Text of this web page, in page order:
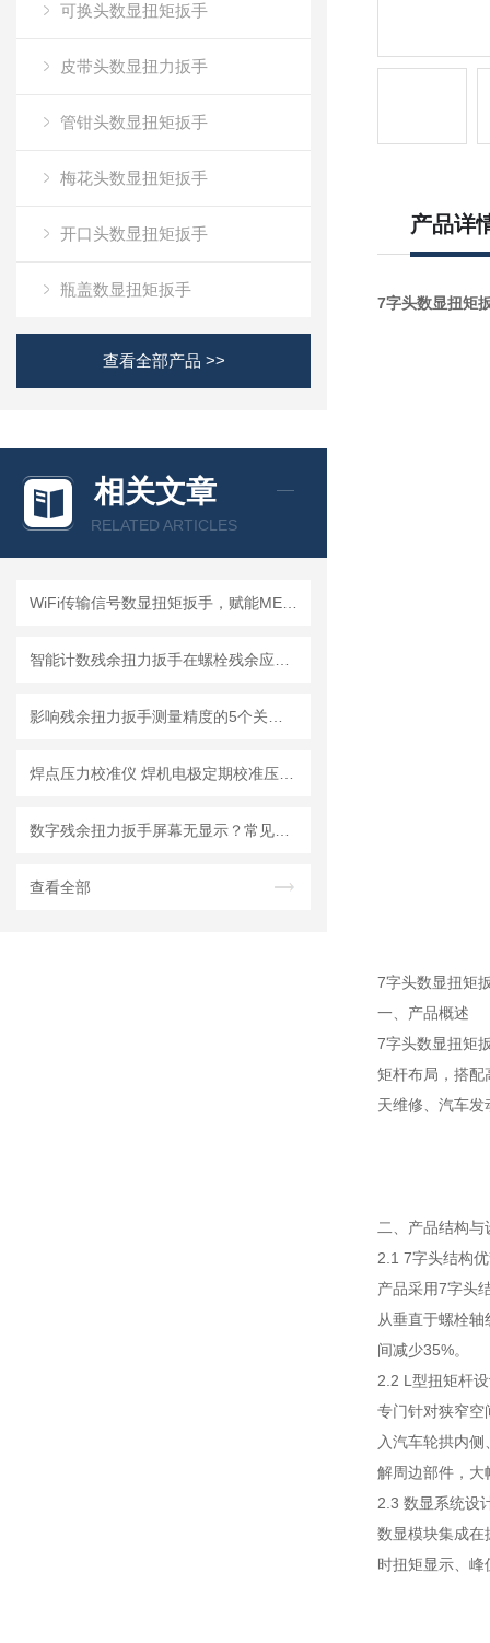
可换头数显扭矩扳手
皮带头数显扭力扳手
管钳头数显扭矩扳手
梅花头数显扭矩扳手
开口头数显扭矩扳手
瓶盖数显扭矩扳手
查看全部产品 >>
相关文章
RELATED ARTICLES
查看全部
产品详
7字头数显扭矩
7字头数显扭矩
一、产品概述
7字头数显扭矩
矩杆布局，搭配
天维修、汽车
二、产品结构与
2.1 7字头结构
产品采用7字头
从垂直于螺栓
间减少35%。
2.2 L型扭矩杆
专门针对狭窄空
入汽车轮拱内
解周边部件，大
2.3 数显系统设
数显模块集成在
时扭矩显示、